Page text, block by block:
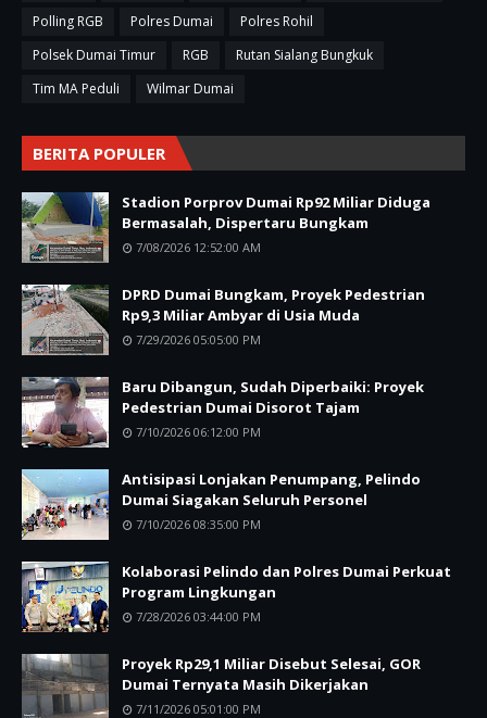
Polling RGB
Polres Dumai
Polres Rohil
Polsek Dumai Timur
RGB
Rutan Sialang Bungkuk
Tim MA Peduli
Wilmar Dumai
BERITA POPULER
Stadion Porprov Dumai Rp92 Miliar Diduga
Bermasalah, Dispertaru Bungkam
7/08/2026 12:52:00 AM
DPRD Dumai Bungkam, Proyek Pedestrian
Rp9,3 Miliar Ambyar di Usia Muda
7/29/2026 05:05:00 PM
Baru Dibangun, Sudah Diperbaiki: Proyek
Pedestrian Dumai Disorot Tajam
7/10/2026 06:12:00 PM
Antisipasi Lonjakan Penumpang, Pelindo
Dumai Siagakan Seluruh Personel
7/10/2026 08:35:00 PM
Kolaborasi Pelindo dan Polres Dumai Perkuat
Program Lingkungan
7/28/2026 03:44:00 PM
Proyek Rp29,1 Miliar Disebut Selesai, GOR
Dumai Ternyata Masih Dikerjakan
7/11/2026 05:01:00 PM